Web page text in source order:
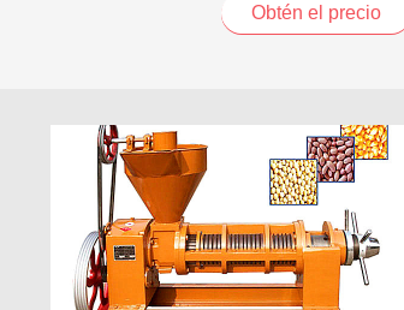
Obtén el precio